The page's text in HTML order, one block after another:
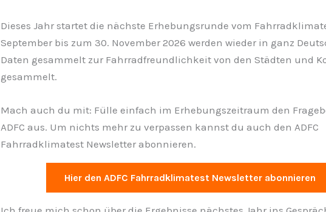
Dieses Jahr startet die nächste Erhebungsrunde vom
September bis zum 30. November 2026 werden wieder in ganz
Daten gesammelt zur Fahrradfreundlichkeit von den Städten und
gesammelt.
Mach auch du mit: Fülle einfach im Erhebungszeitraum den
ADFC aus. Um nichts mehr zu verpassen kannst du auch den ADFC
Fahrradklimatest Newsletter abonnieren.
Hier den ADFC Fahrradklimatest Newsletter abonnieren